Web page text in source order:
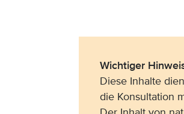
Wichtiger
Diese Inhalte
die Konsultation